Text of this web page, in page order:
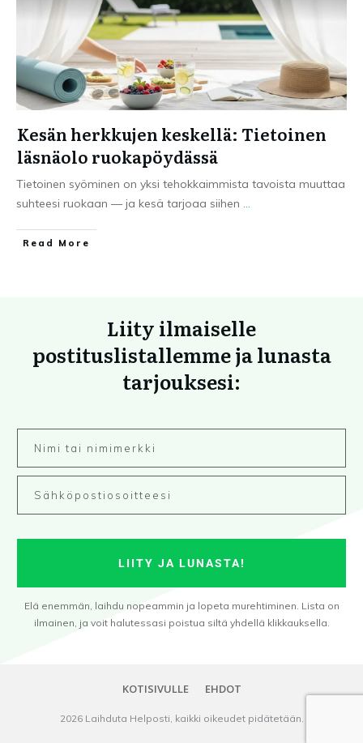
Kesän herkkujen keskellä: Tietoinen
läsnäolo ruokapöydässä
Tietoinen syöminen on yksi tehokkaimmista tavoista muuttaa
suhteesi ruokaan — ja kesä tarjoaa siihen ...
Read More
Liity ilmaiselle
postituslistallemme ja lunasta
tarjouksesi:
LIITY JA LUNASTA!
Elä enemmän, laihdu nopeammin ja lopeta murehtiminen. Lista on
ilmainen, ja voit halutessasi poistua siltä yhdellä klikkauksella.
KOTISIVULLE EHDOT
2026 Laihduta Helposti, kaikki oikeudet pidätetään.